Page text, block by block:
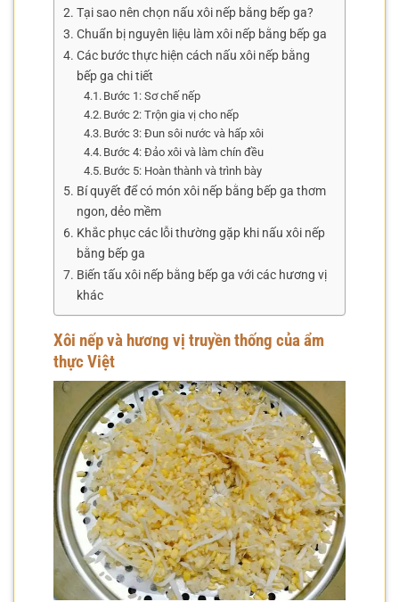
Tại sao nên chọn nấu xôi nếp bằng bếp ga?
Chuẩn bị nguyên liệu làm xôi nếp bằng bếp ga
Các bước thực hiện cách nấu xôi nếp bằng
bếp ga chi tiết
Bước 1: Sơ chế nếp
Bước 2: Trộn gia vị cho nếp
Bước 3: Đun sôi nước và hấp xôi
Bước 4: Đảo xôi và làm chín đều
Bước 5: Hoàn thành và trình bày
Bí quyết để có món xôi nếp bằng bếp ga thơm
ngon, dẻo mềm
Khắc phục các lỗi thường gặp khi nấu xôi nếp
bằng bếp ga
Biến tấu xôi nếp bằng bếp ga với các hương vị
khác
Xôi nếp và hương vị truyền thống của ẩm
thực Việt